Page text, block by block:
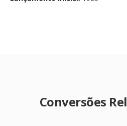
Conversões